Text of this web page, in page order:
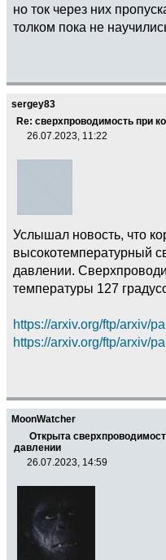
но ток через них
толком пока не
sergey83
Re: сверхпроводимость при
26.07.2023, 11:22
Услышал новость, что
высокотемпературный
давлении.
температуры 127
https://arxiv.org/ftp/arxiv/
https://arxiv.org/ftp/arxiv/
MoonWatcher
Открыта
давлении
26.07.2023, 14:59